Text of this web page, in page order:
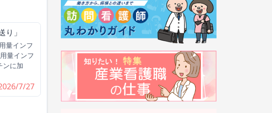
」
量インフ
量インフ
ンに加
7/27